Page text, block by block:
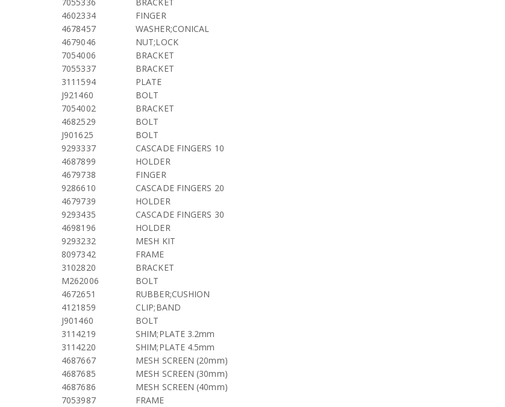
4602334
FINGER
4678457
WASHER;CONICAL
4679046
NUT;LOCK
7054006
BRACKET
7055337
BRACKET
3111594
PLATE
J921460
BOLT
7054002
BRACKET
4682529
BOLT
J901625
BOLT
9293337
CASCADE FINGERS 10
4687899
HOLDER
4679738
FINGER
9286610
CASCADE FINGERS 20
4679739
HOLDER
9293435
CASCADE FINGERS 30
4698196
HOLDER
9293232
MESH KIT
8097342
FRAME
3102820
BRACKET
M262006
BOLT
4672651
RUBBER;CUSHION
4121859
CLIP;BAND
J901460
BOLT
3114219
SHIM;PLATE 3.2mm
3114220
SHIM;PLATE 4.5mm
4687667
MESH SCREEN (20mm)
4687685
MESH SCREEN (30mm)
4687686
MESH SCREEN (40mm)
7053987
FRAME